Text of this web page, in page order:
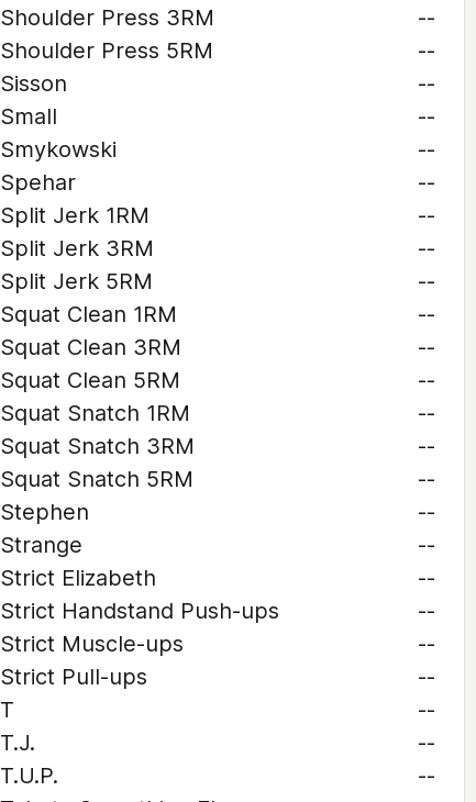
Shoulder Press 3RM
--
Shoulder Press 5RM
--
Sisson
--
Small
--
Smykowski
--
Spehar
--
Split Jerk 1RM
--
Split Jerk 3RM
--
Split Jerk 5RM
--
Squat Clean 1RM
--
Squat Clean 3RM
--
Squat Clean 5RM
--
Squat Snatch 1RM
--
Squat Snatch 3RM
--
Squat Snatch 5RM
--
Stephen
--
Strange
--
Strict Elizabeth
--
Strict Handstand Push-ups
--
Strict Muscle-ups
--
Strict Pull-ups
--
T
--
T.J.
--
T.U.P.
--